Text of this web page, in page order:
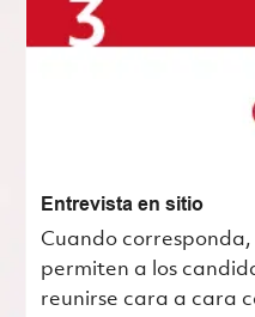
Entrevista en sitio
Cuando
permiten a los
reunirse cara a cara